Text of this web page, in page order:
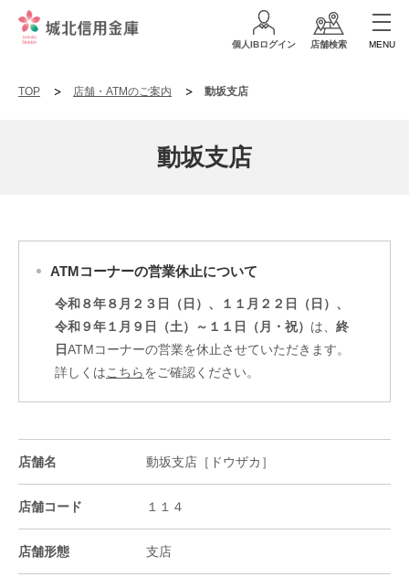
個人IBログイン 店舗検索 MENU
TOP 店舗・ATMのご案内 動坂支店
動坂支店
ATMコーナーの営業休止について
令和８年８月２３日（日）、１１月２２日（日）、
令和９年１月９日（土）～１１日（月・祝） は、 終
日ATMコーナーの営業を休止させていただきます。
詳しくはこちらをご確認ください。
店舗名 動坂支店［ドウザカ］
店舗コード １１４
店舗形態 支店